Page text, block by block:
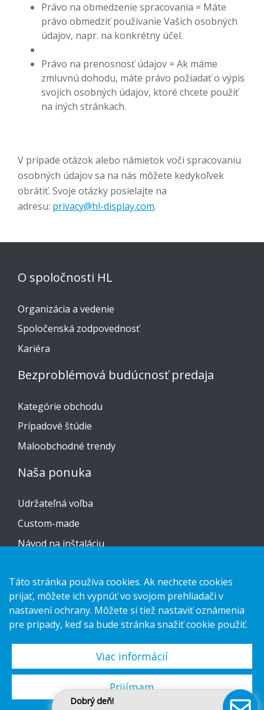
Právo na obmedzenie spracovania = Máte
právo obmedziť používanie Vašich osobných
údajov, napr. na konkrétny účel.
Právo na prenosnosť údajov = Ak máme
zmluvnú dohodu, máte právo požiadať o výpis
svojich osobných údajov, ktoré chcete použiť
na iných stránkach.
V prípade otázok alebo námietok voči spracovaniu
osobných údajov sa na nás môžete kedykoľvek
obrátiť. Svoje otázky posielajte na
adresu: privacy@hl-display.com.
Dobrý deň!
O spoločnosti HL
Organizácia a vedenie
Spoločenská zodpovednosť
Kariéra
Bezproblémová budúcnosť predaja
Kategórie obchodu
Prípadové štúdie
Maloobchodné trendy
Naša ponuka
Udržateľná voľba
Custom-made
Návod na inštaláciu
Vyhlásenie o ochrane osobných údajov
Cookies
Copyright 2026 HL Display AB. All rights reserved.
Táto stránka používa cookies. Ak nechcete cookies
prijať, môžete ich vypnúť vo svojom prehliadači v
nastavení ochrany. Môžete si tiež nastaviť oznámenia
pre prípady, keď sa bude stránka snažiť cookie použiť.
Viac informácií
Prijímam